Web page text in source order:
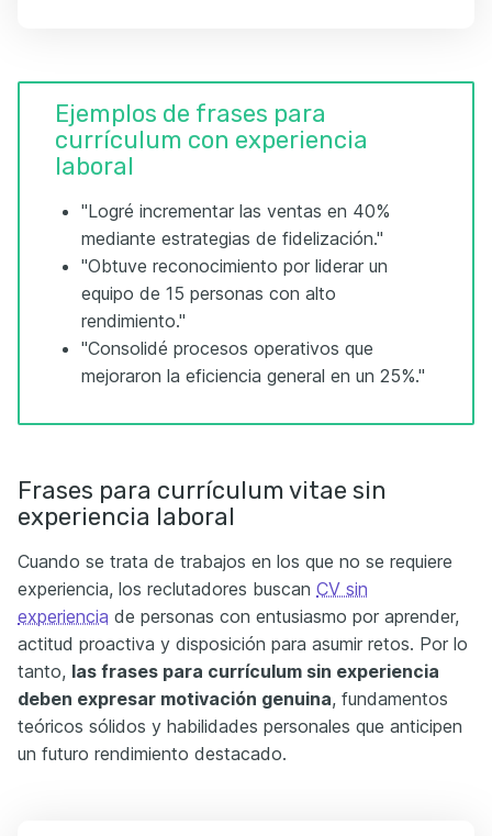
Ejemplos de frases para
currículum con experiencia
laboral
"Logré incrementar las ventas en 40%
mediante estrategias de fidelización."
"Obtuve reconocimiento por liderar un
equipo de 15 personas con alto
rendimiento."
"Consolidé procesos operativos que
mejoraron la eficiencia general en un 25%."
Frases para currículum vitae sin
experiencia laboral
Cuando se trata de trabajos en los que no se requiere
experiencia, los reclutadores buscan CV sin
experiencia de personas con entusiasmo por aprender,
actitud proactiva y disposición para asumir retos. Por lo
tanto, las frases para currículum sin experiencia
deben expresar motivación genuina, fundamentos
teóricos sólidos y habilidades personales que anticipen
un futuro rendimiento destacado.